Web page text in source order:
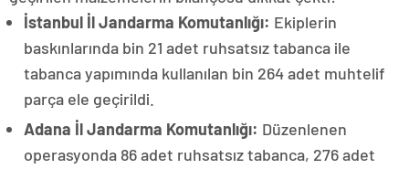
İstanbul İl Jandarma Komutanlığı: Ekiplerin
baskınlarında bin 21 adet ruhsatsız tabanca ile
tabanca yapımında kullanılan bin 264 adet muhtelif
parça ele geçirildi.
Adana İl Jandarma Komutanlığı: Düzenlenen
operasyonda 86 adet ruhsatsız tabanca, 276 adet